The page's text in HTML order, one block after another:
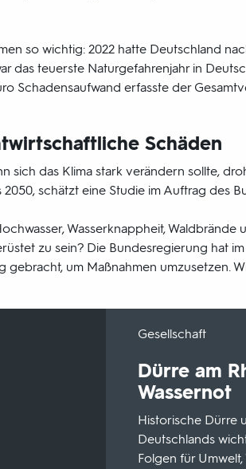
so wichtig: 2022 hatte Deutschland
das teuerste Naturgefahrenjahr in
Schadensaufwand erfasste der
Schäden
sich das Klima stark verändern sollte,
schätzt eine Studie im Auftrag des
Wasserknappheit, Waldbrände
zu sein? Die Bundesregierung hat im
gebracht, um Maßnahmen umzusetzen.
Gesellschaft-
Dürre am
Wassernot
Historische Dürre
Deutschlands
Folgen für